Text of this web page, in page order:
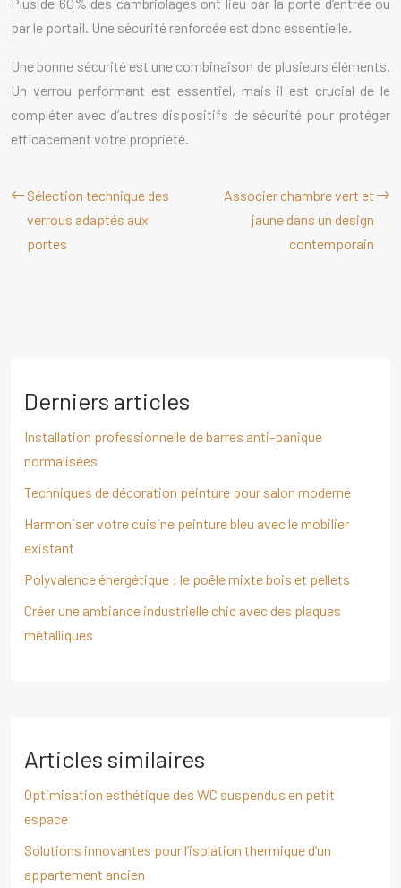
par le portail. Une sécurité renforcée est donc essentielle.
Une bonne sécurité est une combinaison de plusieurs éléments.
Un verrou performant est essentiel, mais il est crucial de le
compléter avec d’autres dispositifs de sécurité pour protéger
efficacement votre propriété.
Sélection technique des
verrous adaptés aux
portes
Associer chambre vert et
jaune dans un design
contemporain
Derniers articles
Installation professionnelle de barres anti-panique
normalisées
Techniques de décoration peinture pour salon moderne
Harmoniser votre cuisine peinture bleu avec le mobilier
existant
Polyvalence énergétique : le poêle mixte bois et pellets
Créer une ambiance industrielle chic avec des plaques
métalliques
Articles similaires
Optimisation esthétique des WC suspendus en petit
espace
Solutions innovantes pour l’isolation thermique d’un
appartement ancien